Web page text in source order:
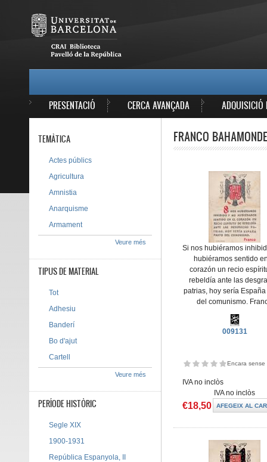
PRESENTACIÓ CERCA AVANÇADA ADQUISICIÓ
FRANCO
Si nos hubiéramos
hubiéramos sentido
corazón un recio
rebeldía ante las
patrias, hoy sería
del comunismo.
009131
Encara sense
IVA no inclòs
IVA no inclòs
€18,50
TEMÀTICA
Actes públics
Agricultura
Amnistia
Anarquisme
Armament
Veure més
TIPUS DE MATERIAL
Tot
Adhesiu
Banderí
Bo d'ajut
Cartell
Veure més
PERÍODE HISTÒRIC
Segle XIX
1900-1931
República Espanyola, II